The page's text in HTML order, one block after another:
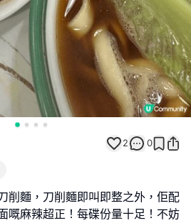
2 0
削麵，刀削麵即叫即整之外，佢配
嘅麻辣超正！每碟份量十足！不妨